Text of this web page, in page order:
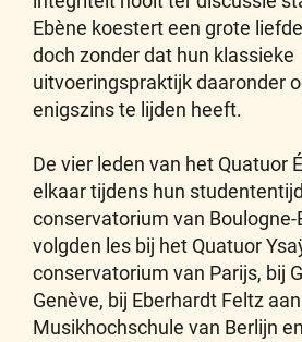
Ebène koestert een grote
doch zonder dat hun klassieke
uitvoeringspraktijk daaronder
enigszins te lijden heeft.
De vier leden van het Quatuor
elkaar tijdens hun
conservatorium van
volgden les bij het Quatuor
conservatorium van Parijs, bij
Genève, bij Eberhardt Feltz
Musikhochschule van Berlijn